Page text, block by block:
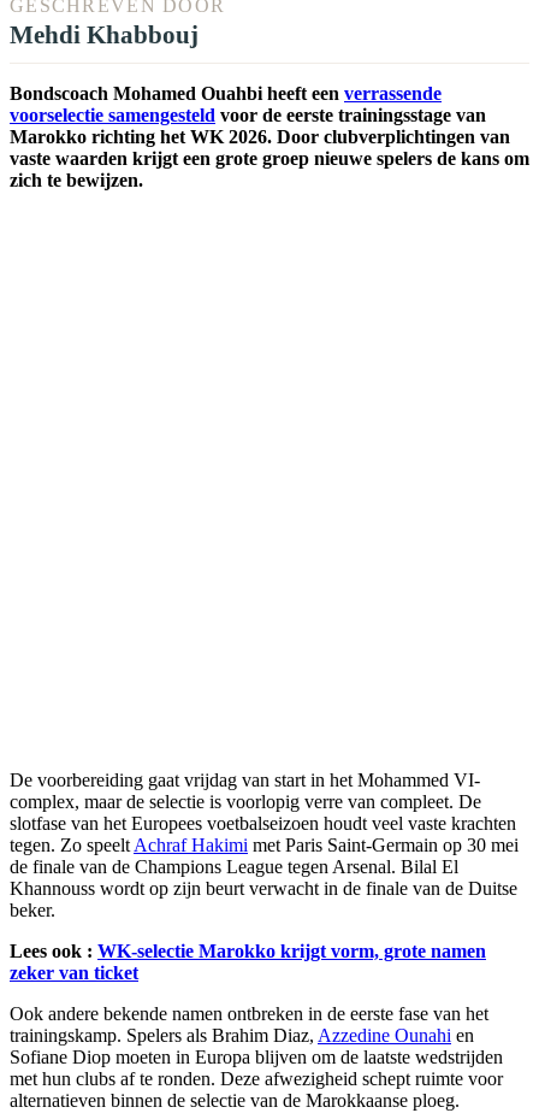
GESCHREVEN DOOR
Mehdi Khabbouj
Bondscoach Mohamed Ouahbi heeft een verrassende
voorselectie samengesteld voor de eerste trainingsstage van
Marokko richting het WK 2026. Door clubverplichtingen van
vaste waarden krijgt een grote groep nieuwe spelers de kans om
zich te bewijzen.
De voorbereiding gaat vrijdag van start in het Mohammed VI-
complex, maar de selectie is voorlopig verre van compleet. De
slotfase van het Europees voetbalseizoen houdt veel vaste krachten
tegen. Zo speelt Achraf Hakimi met Paris Saint-Germain op 30 mei
de finale van de Champions League tegen Arsenal. Bilal El
Khannouss wordt op zijn beurt verwacht in de finale van de Duitse
beker.
Lees ook : WK-selectie Marokko krijgt vorm, grote namen
zeker van ticket
Ook andere bekende namen ontbreken in de eerste fase van het
trainingskamp. Spelers als Brahim Diaz, Azzedine Ounahi en
Sofiane Diop moeten in Europa blijven om de laatste wedstrijden
met hun clubs af te ronden. Deze afwezigheid schept ruimte voor
alternatieven binnen de selectie van de Marokkaanse ploeg.